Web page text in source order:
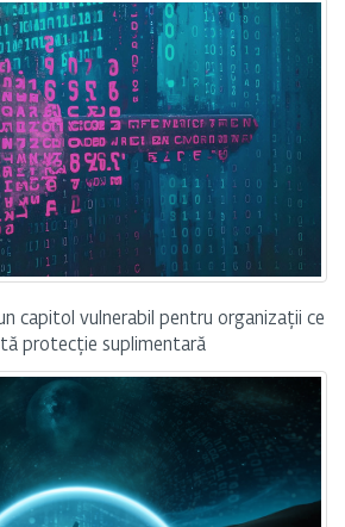
capitol vulnerabil pentru organizații ce
protecție suplimentară